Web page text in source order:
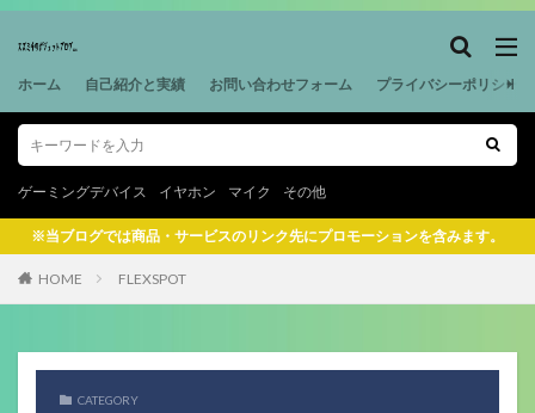
ホーム 自己紹介と実績 お問い合わせフォーム プライバシーポリシー
ゲーミングデバイス イヤホン マイク その他
※当ブログでは商品・サービスのリンク先にプロモーションを含みます。
HOME FLEXSPOT
CATEGORY